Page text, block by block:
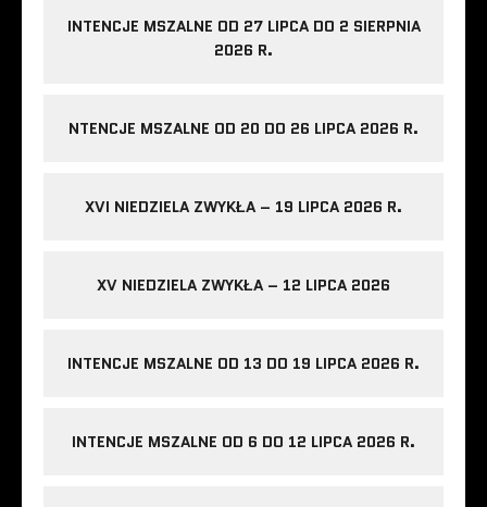
INTENCJE MSZALNE OD 27 LIPCA DO 2 SIERPNIA
2026 R.
NTENCJE MSZALNE OD 20 DO 26 LIPCA 2026 R.
XVI NIEDZIELA ZWYKŁA – 19 LIPCA 2026 R.
XV NIEDZIELA ZWYKŁA – 12 LIPCA 2026
INTENCJE MSZALNE OD 13 DO 19 LIPCA 2026 R.
INTENCJE MSZALNE OD 6 DO 12 LIPCA 2026 R.